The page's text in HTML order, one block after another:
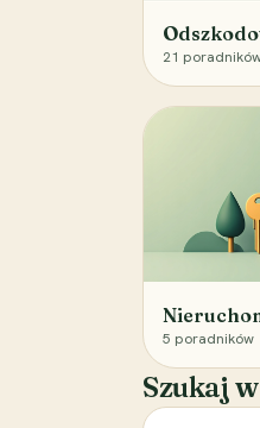
21
5 poradników
Szukaj